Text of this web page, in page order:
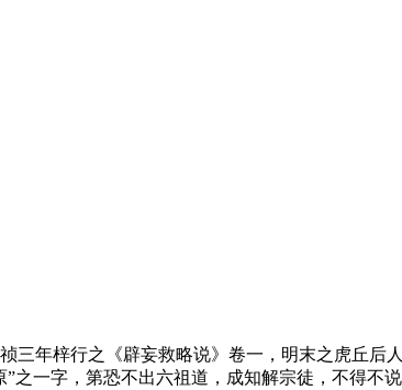
年梓行之《辟妄救略说》卷一，明末之虎丘后
一字，第恐不出六祖道，成知解宗徒，不得不